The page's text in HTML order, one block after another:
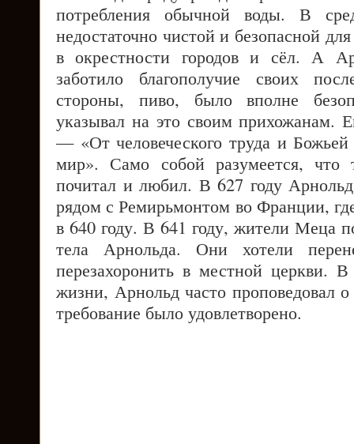
потребления обычной воды. В
недостаточно чистой и безопасной
в окрестности городов и сёл. А
заботило благополучие своих
стороны, пиво, было вполне
указывал на это своим прихожанам.
— «От человеческого труда и
мир». Само собой разумеется, что
почитал и любил. В 627 году
рядом с Ремирьмонтом во Франции,
в 640 году. В 641 году, жители Меца
тела Арнольда. Они хотели
перезахоронить в местной церкви.
жизни, Арнольд часто проповедовал
требование было удовлетворено.